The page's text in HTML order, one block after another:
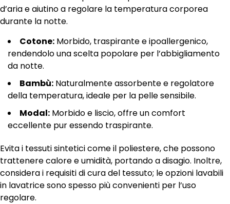
d’aria e aiutino a regolare la temperatura corporea
durante la notte.
Cotone: Morbido, traspirante e ipoallergenico,
rendendolo una scelta popolare per l’abbigliamento
da notte.
Bambù: Naturalmente assorbente e regolatore
della temperatura, ideale per la pelle sensibile.
Modal: Morbido e liscio, offre un comfort
eccellente pur essendo traspirante.
Evita i tessuti sintetici come il poliestere, che possono
trattenere calore e umidità, portando a disagio. Inoltre,
considera i requisiti di cura del tessuto; le opzioni lavabili
in lavatrice sono spesso più convenienti per l’uso
regolare.